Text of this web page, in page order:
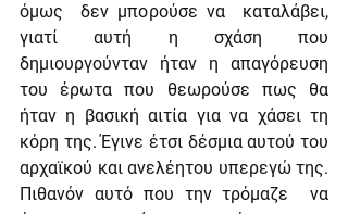
όμως  δεν μπορούσε να  καταλάβει,
γιατί αυτή η σχάση που
δημιουργούνταν ήταν η απαγόρευση
του έρωτα που θεωρούσε πως θα
ήταν η βασική αιτία για να χάσει τη
κόρη της. Έγινε έτσι δέσμια αυτού του
αρχαϊκού και ανελέητου υπερεγώ της.
Πιθανόν αυτό που την τρόμαζε  να